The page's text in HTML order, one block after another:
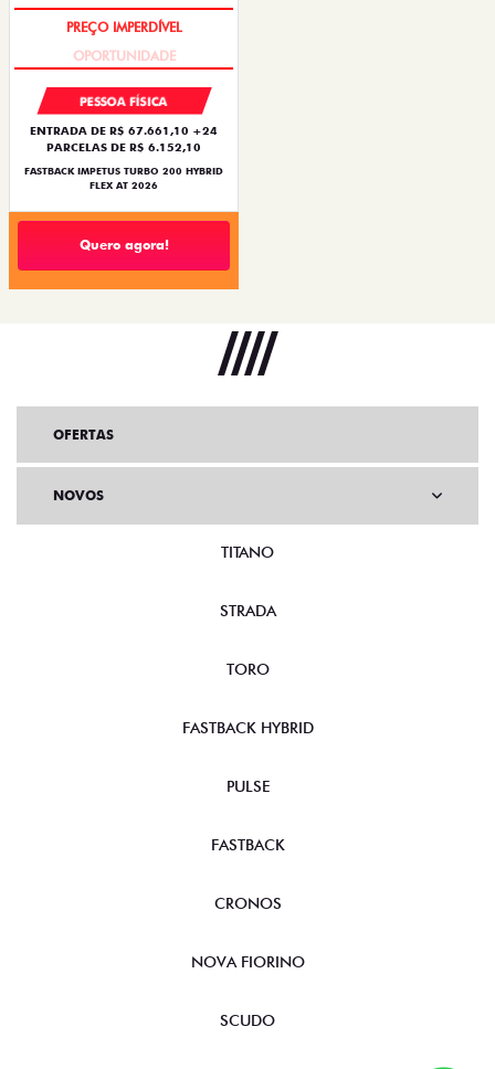
PREÇO IMPERDÍVEL
PESSOA FÍSICA
ENTRADA DE R$ 67.661,10 +24
PARCELAS DE R$ 6.152,10
FASTBACK IMPETUS TURBO 200 HYBRID
FLEX AT 2026
Quero agora!
OFERTAS
NOVOS
TITANO
STRADA
TORO
FASTBACK HYBRID
PULSE
FASTBACK
CRONOS
NOVA FIORINO
SCUDO